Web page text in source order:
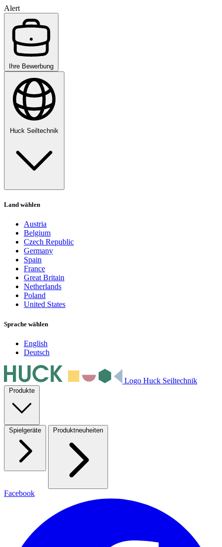
Alert
Ihre Bewerbung
Huck Seiltechnik
Land wählen
Austria
Belgium
Czech Republic
Germany
Spain
France
Great Britain
Netherlands
Poland
United States
Sprache wählen
English
Deutsch
Logo Huck Seiltechnik
Produkte
Spielgeräte Produktneuheiten
Facebook